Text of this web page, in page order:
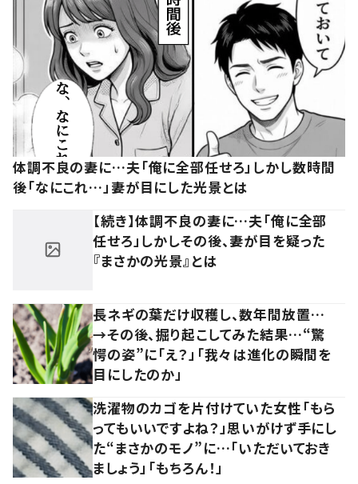
体調不良の妻に…夫「俺に全部任せろ」しかし数時間
後「なにこれ…」妻が目にした光景とは
【続き】体調不良の妻に…夫「俺に全部
任せろ」しかしその後、妻が目を疑った
『まさかの光景』とは
長ネギの葉だけ収穫し、数年間放置…
→その後、掘り起こしてみた結果…“驚
愕の姿”に「え？」「我々は進化の瞬間を
目にしたのか」
洗濯物のカゴを片付けていた女性「もら
ってもいいですよね？」思いがけず手にし
た“まさかのモノ”に…「いただいておき
ましょう」「もちろん！」